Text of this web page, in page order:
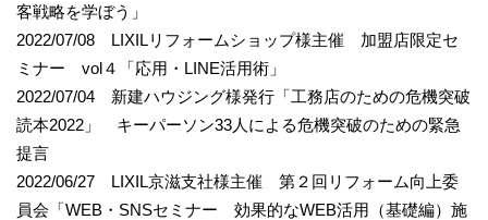
客戦略を学ぼう」
2022/07/08 LIXILリフォームショップ様主催 加盟店限定セ
ミナー vol４「応用・LINE活用術」
2022/07/04 新建ハウジング様発行「工務店のための危機突破
読本2022」 キーパーソン33人による危機突破のための緊急
提言
2022/06/27 LIXIL京滋支社様主催 第２回リフォーム向上委
員会「WEB・SNSセミナー 効果的なWEB活用（基礎編）施